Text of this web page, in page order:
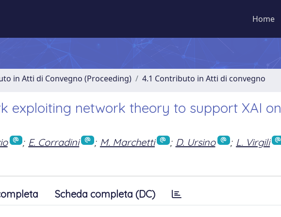
Home
in Atti di Convegno (Proceeding) 4.1 Contributo in Atti di convegno
exploiting network theory to support XAI on
; E. Corradini ; M. Marchetti ; D. Ursino ; L. Virgili
Scheda completa (DC)